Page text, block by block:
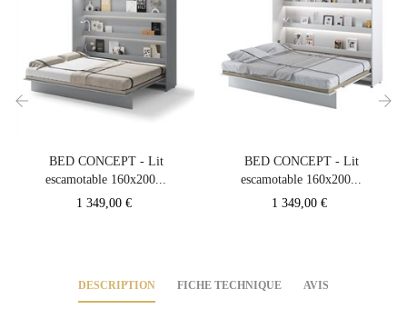
BED CONCEPT - Lit
escamotable 160x200...
Prix
1 349,00 €
BED CONCEPT - Lit
escamotable 160x200...
Prix
1 349,00 €
DESCRIPTION FICHE TECHNIQUE AVIS